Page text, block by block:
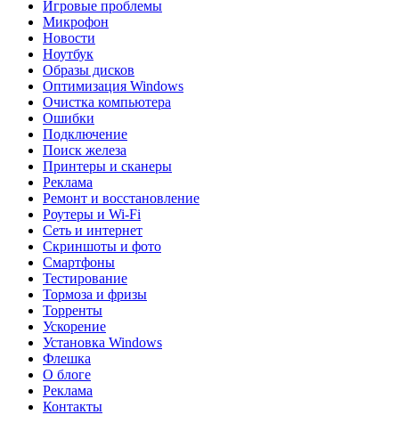
Игровые проблемы
Микрофон
Новости
Ноутбук
Образы дисков
Оптимизация Windows
Очистка компьютера
Ошибки
Подключение
Поиск железа
Принтеры и сканеры
Реклама
Ремонт и восстановление
Роутеры и Wi-Fi
Сеть и интернет
Скриншоты и фото
Смартфоны
Тестирование
Тормоза и фризы
Торренты
Ускорение
Установка Windows
Флешка
О блоге
Реклама
Контакты